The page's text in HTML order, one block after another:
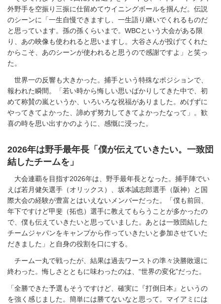
外野手を空振り三振に仕留めてウイニングボールを掴んだ。伝説
のシーンに「一生自慢できますし、一生語り継いでくれるものだ
と思っています。孫の孫くらいまで。WBCという大会がある限
り、あの映像も使われると思いますし。大谷さんが投げてくれた
からこそ、あのシーンが使われると思うので感謝ですよ」と笑っ
た。
世界一の反響も大きかった。捕手という特殊なポジションで、
報われた瞬間。「若い時から悔しい思いばかりしてきた中で、初
めて称賛の嵐というか、いろいろな祝福がありました。めげずに
やってきてよかった、諦めず努力してきてよかったなって」。歓
喜の時を思い出すかのように、感慨に浸った。
2026年は野手最年長「僕が伝えていきたい。一致団
結したチームを」
大会連覇を目指す2026年は、野手最年長となった。捕手陣でい
えば若月健矢選手（オリックス）、坂本誠志郎選手（阪神）と国
際大会の経験が豊富とはいえないメンバーだった。「僕も前回、
年下ですけど甲斐（拓也）選手に教えてもらうことが多かったの
で、僕も伝えていきたいと思っていました。あとは一致団結した
チームジャパンをキャンプから作っていきたいと参加させていた
だきました」と自身の役割を口にする。
チーム一丸で戦ったが、結果は過去ワーストの準々決勝敗退に
終わった。悔しさとともに味わったのは、“世界の変化”だった。
「全勝できた予選もそうですけど、確実に『打倒日本』というの
を強く感じました。簡単には勝てないなと思って。マイアミには